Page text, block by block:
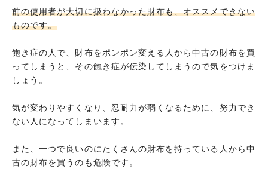
前の使用者が大切に扱わなかった財布も、オススメできない
ものです。
飽き症の人で、財布をポンポン変える人から中古の財布を買
ってしまうと、その飽き症が伝染してしまうので気をつけま
しょう。
気が変わりやすくなり、忍耐力が弱くなるために、努力でき
ない人になってしまいます。
また、一つで良いのにたくさんの財布を持っている人から中
古の財布を買うのも危険です。